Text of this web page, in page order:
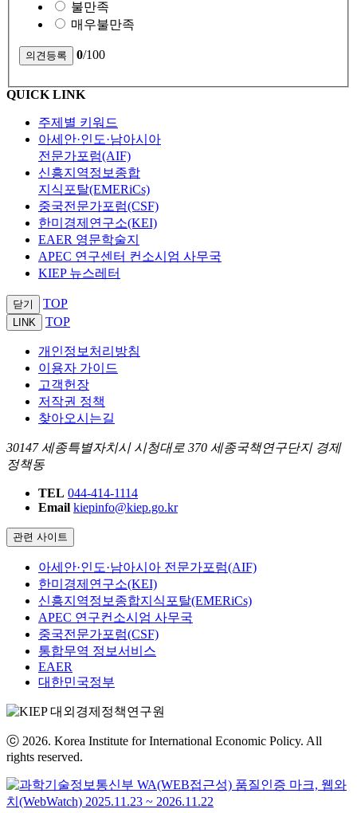
불만족
매우불만족
0/100
QUICK LINK
주제별 키워드
아세안·인도·남아시아
전문가포럼(AIF)
신흥지역정보종합
지식포탈(EMERiCs)
중국전문가포럼(CSF)
한미경제연구소(KEI)
EAER 영문학술지
APEC 연구센터 컨소시엄 사무국
KIEP 뉴스레터
닫기 TOP
LINK TOP
개인정보처리방침
이용자 가이드
고객헌장
저작권 정책
찾아오시는길
30147 세종특별자치시 시청대로 370 세종국책연구단지 경제
정책동
TEL 044-414-1114
Email kiepinfo@kiep.go.kr
관련 사이트
아세안·인도·남아시아 전문가포럼(AIF)
한미경제연구소(KEI)
신흥지역정보종합지식포탈(EMERiCs)
APEC 연구컨소시엄 사무국
중국전문가포럼(CSF)
통합무역 정보서비스
EAER
대한민국정부
ⓒ 2026. Korea Institute for International Economic Policy. All
rights reserved.